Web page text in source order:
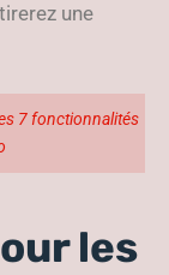
une
7 fonctionnalités
les